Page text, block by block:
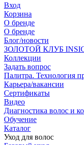
Вход
Корзина
О бренде
О бренде
Блог/новости
ЗОЛОТОЙ КЛУБ
Коллекции
Задать вопрос
Палитра. Технология
Карьера/вакансии
Сертификаты
Видео
Диагностика волос и
Обучение
Каталог
Уход для волос